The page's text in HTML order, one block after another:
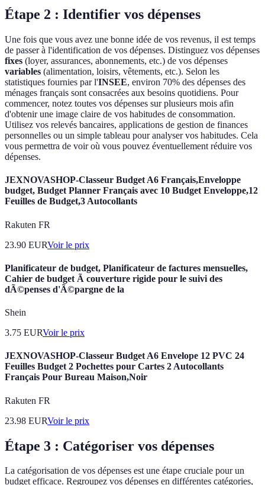
Étape 2 : Identifier vos dépenses
Une fois que vous avez une bonne idée de vos revenus, il est temps
de passer à l'identification de vos dépenses. Distinguez vos dépenses
fixes (loyer, assurances, abonnements, etc.) de vos dépenses
variables (alimentation, loisirs, vêtements, etc.). Selon les
statistiques fournies par l'INSEE, environ 70% des dépenses des
ménages français sont consacrées aux besoins quotidiens. Pour
commencer, notez toutes vos dépenses sur plusieurs mois afin
d'obtenir une image claire de vos habitudes de consommation.
Utilisez vos relevés bancaires, applications de gestion de finances
personnelles ou un simple tableau pour analyser vos habitudes. Cela
vous permettra de voir où vous pouvez éventuellement réduire vos
dépenses.
JEXNOVASHOP-Classeur Budget A6 Français,Enveloppe
budget, Budget Planner Français avec 10 Budget Enveloppe,12
Feuilles de Budget,3 Autocollants
Rakuten FR
23.90 EURVoir le prix
Planificateur de budget, Planificateur de factures mensuelles,
Cahier de budget Ã couverture rigide pour le suivi des
dÃ©penses d'Ã©pargne de la
Shein
3.75 EURVoir le prix
JEXNOVASHOP-Classeur Budget A6 Envelope 12 PVC 24
Feuilles Budget 2 Pochettes pour Cartes 2 Autocollants
Français Pour Bureau Maison,Noir
Rakuten FR
23.98 EURVoir le prix
Étape 3 : Catégoriser vos dépenses
La catégorisation de vos dépenses est une étape cruciale pour un
budget efficace. Regroupez vos dépenses en différentes catégories,